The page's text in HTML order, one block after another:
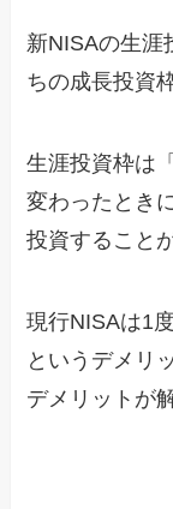
新NISAの生涯
ちの成長投資
生涯投資枠は
変わったとき
投資すること
現行NISAは1
というデメリ
デメリットが